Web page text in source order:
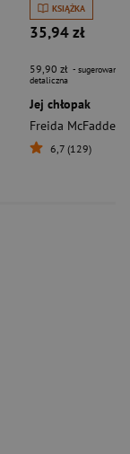
KSIĄŻKA
35,94 zł
59,90 zł - sugerowana
detaliczna
Jej chłopak
Freida McFadden
6,7 (129)